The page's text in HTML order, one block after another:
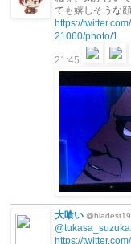
ても嬉しそうな
https://
21060/photo/1
21:45
大喰い
https://